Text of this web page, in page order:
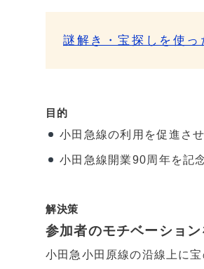
謎解き・宝探しを使
目的
小田急線の利用を促進さ
小田急線開業90周年を記
解決策
参加者のモチベーショ
小田急小田原線の沿線上に